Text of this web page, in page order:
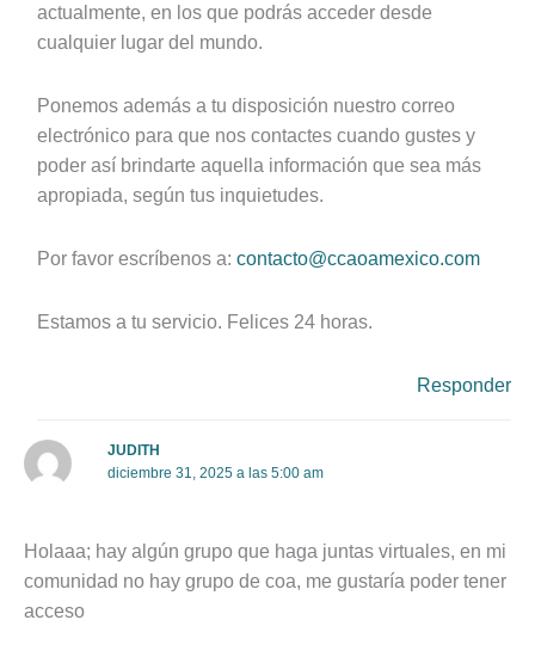
actualmente, en los que podrás acceder desde
cualquier lugar del mundo.
Ponemos además a tu disposición nuestro correo
electrónico para que nos contactes cuando gustes y
poder así brindarte aquella información que sea más
apropiada, según tus inquietudes.
Por favor escríbenos a: contacto@ccaoamexico.com
Estamos a tu servicio. Felices 24 horas.
Responder
JUDITH
diciembre 31, 2025 a las 5:00 am
Holaaa; hay algún grupo que haga juntas virtuales, en mi
comunidad no hay grupo de coa, me gustaría poder tener
acceso